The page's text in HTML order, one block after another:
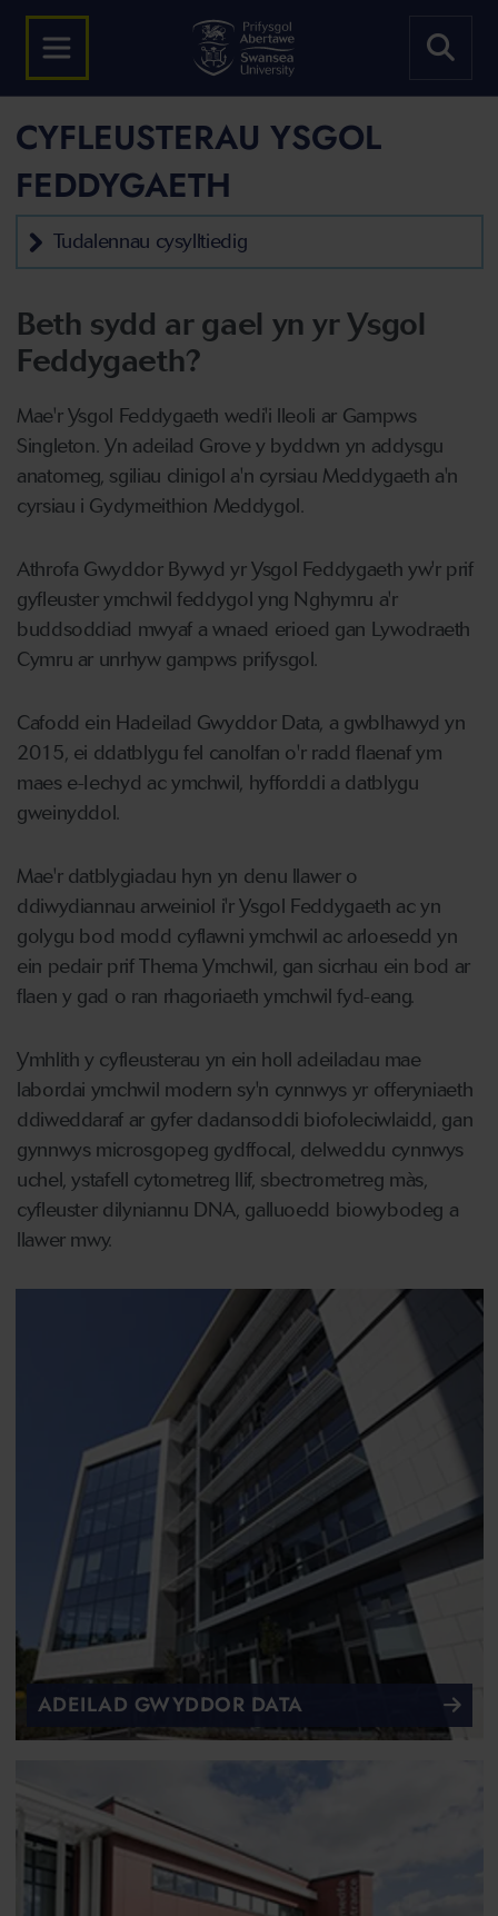
CYFLEUSTERAU YSGOL
FEDDYGAETH
Tudalennau cysylltiedig
Beth sydd ar gael yn yr Ysgol
Feddygaeth?
Mae'r Ysgol Feddygaeth wedi'i lleoli ar Gampws
Singleton. Yn adeilad Grove y byddwn yn addysgu
anatomeg, sgiliau clinigol a'n cyrsiau Meddygaeth a'n
cyrsiau i Gydymeithion Meddygol.
Athrofa Gwyddor Bywyd yr Ysgol Feddygaeth yw'r prif
gyfleuster ymchwil feddygol yng Nghymru a'r
buddsoddiad mwyaf a wnaed erioed gan Lywodraeth
Cymru ar unrhyw gampws prifysgol.
Cafodd ein Hadeilad Gwyddor Data, a gwblhawyd yn
2015, ei ddatblygu fel canolfan o'r radd flaenaf ym
maes e-Iechyd ac ymchwil, hyfforddi a datblygu
gweinyddol.
Mae'r datblygiadau hyn yn denu llawer o
ddiwydiannau arweiniol i'r Ysgol Feddygaeth ac yn
golygu bod modd cyflawni ymchwil ac arloesedd yn
ein pedair prif Thema Ymchwil, gan sicrhau ein bod ar
flaen y gad o ran rhagoriaeth ymchwil fyd-eang.
Ymhlith y cyfleusterau yn ein holl adeiladau mae
labordai ymchwil modern sy'n cynnwys yr offeryniaeth
ddiweddaraf ar gyfer dadansoddi biofoleciwlaidd, gan
gynnwys microsgopeg gydffocal, delweddu cynnwys
uchel, ystafell cytometreg llif, sbectrometreg màs,
cyfleuster dilyniannu DNA, galluoedd biowybodeg a
llawer mwy.
ADEILAD GWYDDOR DATA